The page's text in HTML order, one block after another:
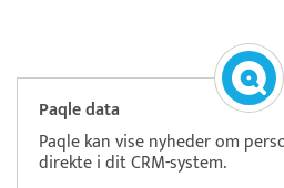
Paqle data
Paqle kan vise nyheder om
direkte i dit CRM-system.